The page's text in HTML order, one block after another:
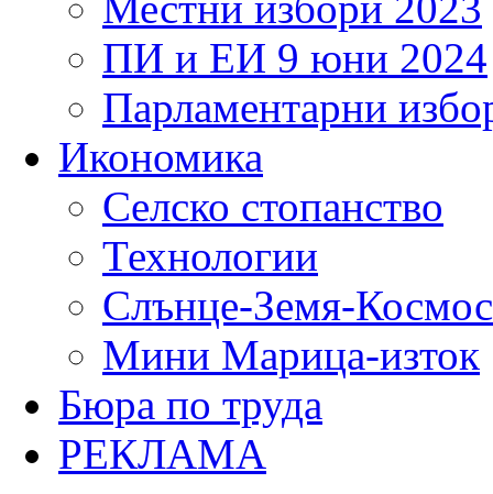
ПИ и ЕИ 9 юни 2024
Парламентарни
Икономика
Селско стопанство
Технологии
Слънце-Земя-Космос
Мини Марица-изток
Бюра по труда
РЕКЛАМА